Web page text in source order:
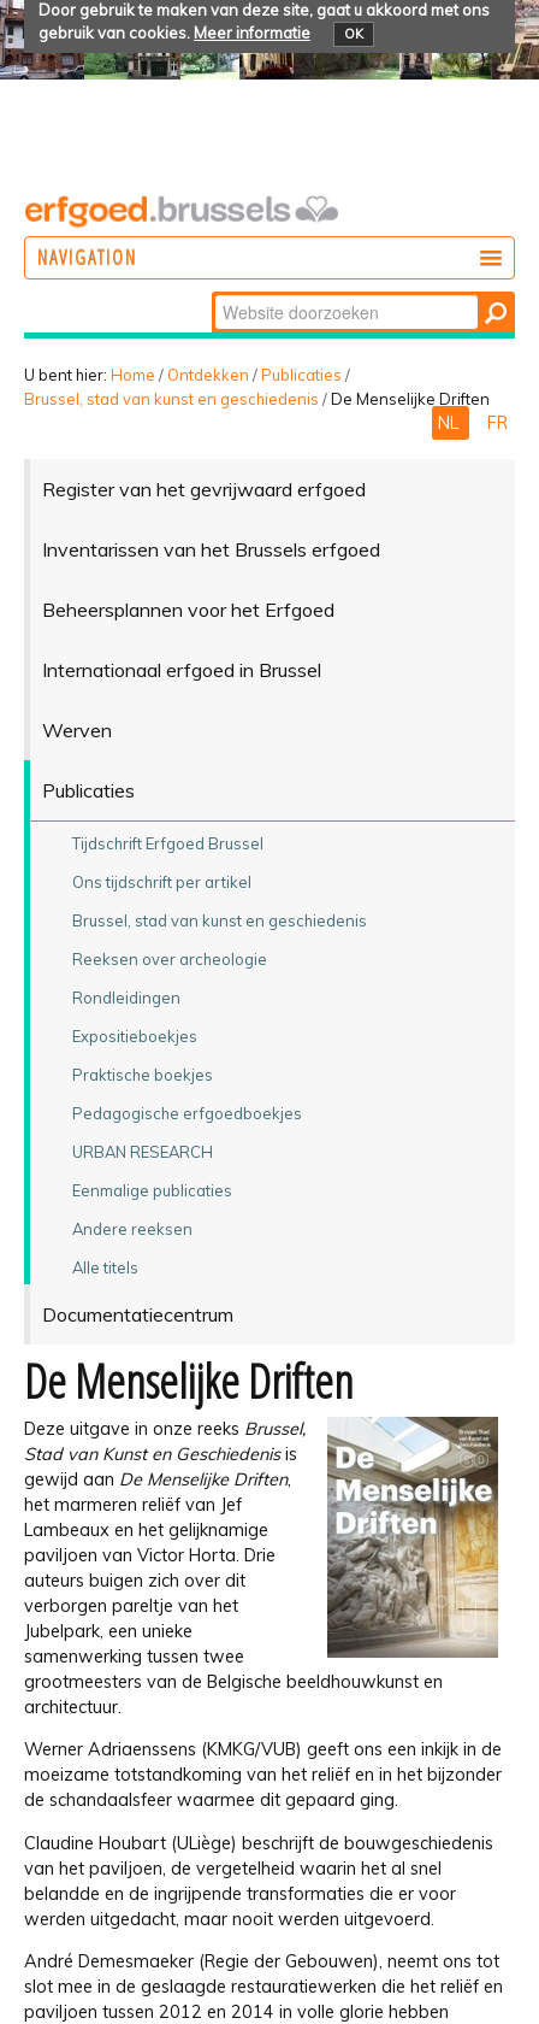
Door gebruik te maken van deze site, gaat u akkoord met ons
gebruik van cookies. Meer informatie OK
NAVIGATION
BELEVEN
Zoek
Geavanceerd
zoeken...
U bent hier: Home / Ontdekken /Publicaties /
Brussel, stad van kunst en geschiedenis /De Menselijke Driften
NL FR
Register van het gevrijwaard erfgoed
Inventarissen van het Brussels erfgoed
Beheersplannen voor het Erfgoed
Internationaal erfgoed in Brussel
Werven
Publicaties
Tijdschrift Erfgoed Brussel
Ons tijdschrift per artikel
Brussel, stad van kunst en geschiedenis
Reeksen over archeologie
Rondleidingen
Expositieboekjes
Praktische boekjes
Pedagogische erfgoedboekjes
URBAN RESEARCH
Eenmalige publicaties
Andere reeksen
Alle titels
Documentatiecentrum
De Menselijke Driften
Deze uitgave in onze reeks Brussel,
Stad van Kunst en Geschiedenisis
gewijd aan De Menselijke Driften,
het marmeren reliëf van Jef
Lambeaux en het gelijknamige
paviljoen van Victor Horta. Drie
auteurs buigen zich over dit
verborgen pareltje van het
Jubelpark, een unieke
samenwerking tussen twee
grootmeesters van de Belgische beeldhouwkunst en
architectuur.
Werner Adriaenssens (KMKG/VUB) geeft ons een inkijk in de
moeizame totstandkoming van het reliëf en in het bijzonder
de schandaalsfeer waarmee dit gepaard ging.
Claudine Houbart (ULiège) beschrijft de bouwgeschiedenis
van het paviljoen, de vergetelheid waarin het al snel
belandde en de ingrijpende transformaties die er voor
werden uitgedacht, maar nooit werden uitgevoerd.
André Demesmaeker (Regie der Gebouwen), neemt ons tot
slot mee in de geslaagde restauratiewerken die het reliëf en
paviljoen tussen 2012 en 2014 in volle glorie hebben